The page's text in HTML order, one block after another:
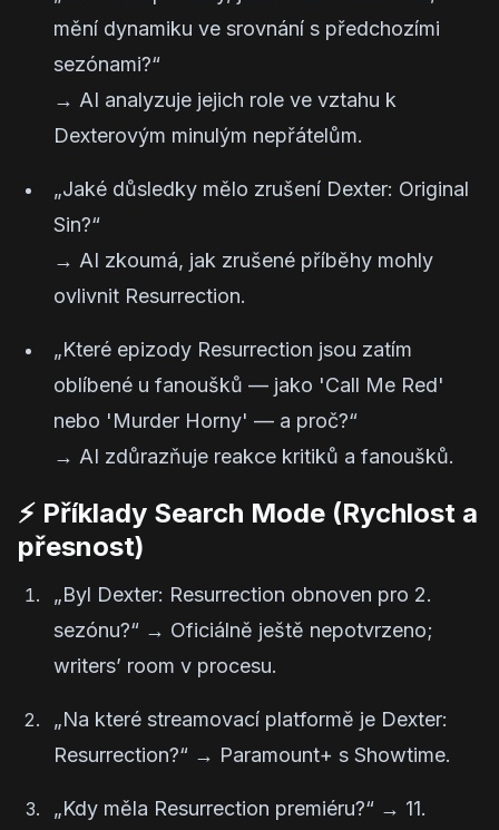
mění dynamiku ve srovnání s předchozími
sezónami?“
→ AI analyzuje jejich role ve vztahu k
Dexterovým minulým nepřátelům.
„Jaké důsledky mělo zrušení Dexter: Original
Sin?“
→ AI zkoumá, jak zrušené příběhy mohly
ovlivnit Resurrection.
„Které epizody Resurrection jsou zatím
oblíbené u fanoušků — jako 'Call Me Red'
nebo 'Murder Horny' — a proč?“
→ AI zdůrazňuje reakce kritiků a fanoušků.
⚡ Příklady Search Mode (Rychlost a
přesnost)
„Byl Dexter: Resurrection obnoven pro 2.
sezónu?“ → Oficiálně ještě nepotvrzeno;
writers’ room v procesu.
„Na které streamovací platformě je Dexter:
Resurrection?“ → Paramount+ s Showtime.
„Kdy měla Resurrection premiéru?“ → 11.